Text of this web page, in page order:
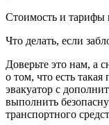
Стоимость и тарифы
Что делать, если
Доверьте это нам, а
о том, что есть
эвакуатор с
выполнить
транспортного